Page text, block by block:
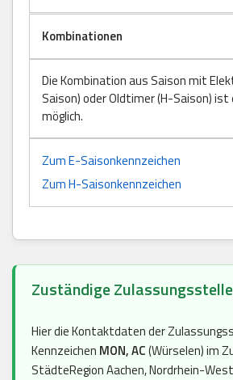
Kombinationen
Die Kombination aus Saison mit
Saison) oder Oldtimer (H-Saison)
möglich.
Zum E-Saisonkennzeichen
Zum H-Saisonkennzeichen
Zuständige
Hier die Kontaktdaten der
Kennzeichen MON, AC(Würselen) im
StädteRegion Aachen, Nordrhein-